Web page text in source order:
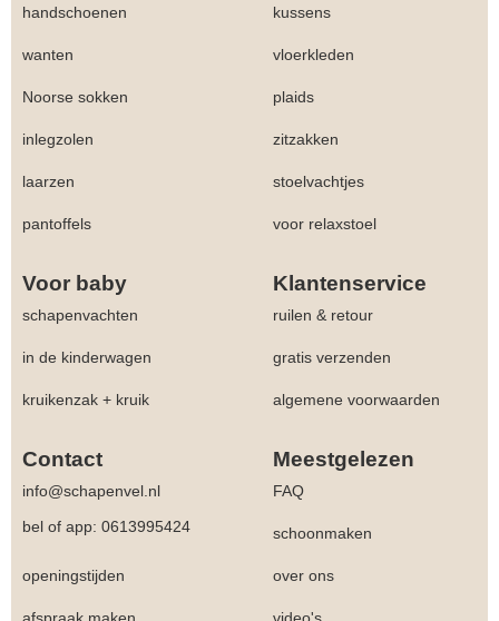
handschoenen kussens
wanten vloerkleden
Noorse sokken plaids
inlegzolen zitzakken
laarzen stoelvachtjes
pantoffels voor relaxstoel
Voor baby Klantenservice
schapenvachten ruilen & retour
in de kinderwagen gratis verzenden
kruikenzak + kruik algemene voorwaarden
Contact Meestgelezen
info@schapenvel.nl
FAQ
bel of app: 0613995424
schoonmaken
openingstijden over ons
afspraak maken video's